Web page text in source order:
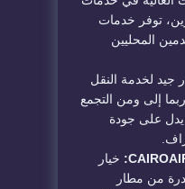
توفر خدمات
المحليين
جيد لخدمة النقل
إلى ومن التجمع
يدل على جودة
خيار
من مطار